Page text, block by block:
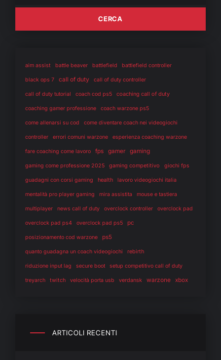
aim assist battle beaver battlefield battlefield controller
black ops 7 call of duty call of duty controller
call of duty tutorial coach cod ps5 coaching call of duty
coaching gamer professione coach warzone ps5
come allenarsi su cod come diventare coach nei videogiochi
controller errori comuni warzone esperienza coaching warzone
fare coaching come lavoro fps gamer gaming
gaming come professione 2025 gaming competitivo giochi fps
guadagni con corsi gaming health lavoro videogiochi italia
mentalità pro player gaming mira assistita mouse e tastiera
multiplayer news call of duty overclock controller overclock pad
overclock pad ps4 overclock pad ps5 pc
posizionamento cod warzone ps5
quanto guadagna un coach videogiochi rebirth
riduzione input lag secure boot setup competitivo call of duty
treyarch twitch velocità porta usb verdansk warzone xbox
ARTICOLI RECENTI